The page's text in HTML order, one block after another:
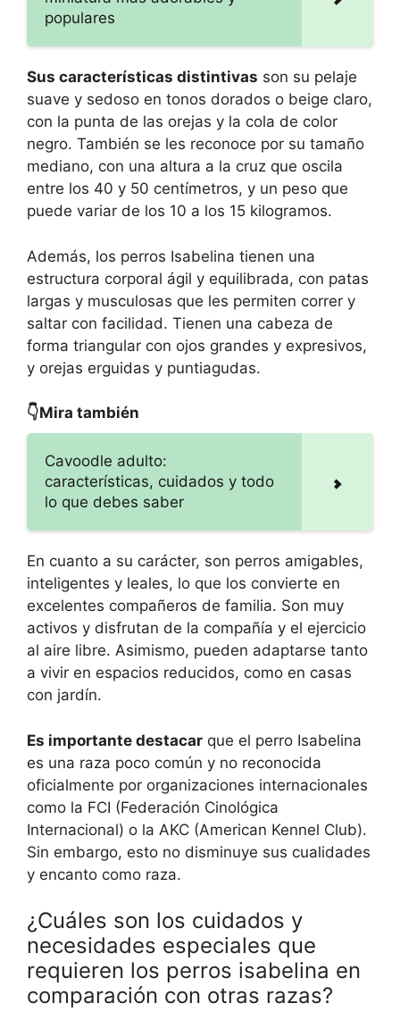
populares
Sus características distintivas son su pelaje
suave y sedoso en tonos dorados o beige claro,
con la punta de las orejas y la cola de color
negro. También se les reconoce por su tamaño
mediano, con una altura a la cruz que oscila
entre los 40 y 50 centímetros, y un peso que
puede variar de los 10 a los 15 kilogramos.
Además, los perros Isabelina tienen una
estructura corporal ágil y equilibrada, con patas
largas y musculosas que les permiten correr y
saltar con facilidad. Tienen una cabeza de
forma triangular con ojos grandes y expresivos,
y orejas erguidas y puntiagudas.
👇Mira también
Cavoodle adulto:
características, cuidados y todo
lo que debes saber
En cuanto a su carácter, son perros amigables,
inteligentes y leales, lo que los convierte en
excelentes compañeros de familia. Son muy
activos y disfrutan de la compañía y el ejercicio
al aire libre. Asimismo, pueden adaptarse tanto
a vivir en espacios reducidos, como en casas
con jardín.
Es importante destacar que el perro Isabelina
es una raza poco común y no reconocida
oficialmente por organizaciones internacionales
como la FCI (Federación Cinológica
Internacional) o la AKC (American Kennel Club).
Sin embargo, esto no disminuye sus cualidades
y encanto como raza.
¿Cuáles son los cuidados y
necesidades especiales que
requieren los perros isabelina en
comparación con otras razas?